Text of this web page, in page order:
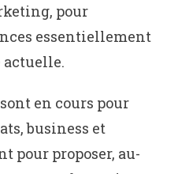
pour
essentiellement
actuelle.
en cours pour
business et
pour proposer, au-